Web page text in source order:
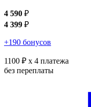
4 590 ₽
4 399 ₽
+190 бонусов
1100 ₽ x 4 платежа
без переплаты